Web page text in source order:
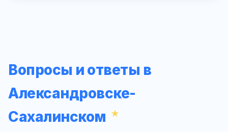
Вопросы и ответы в
Александровске-
Сахалинском